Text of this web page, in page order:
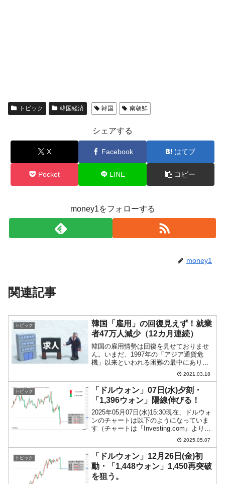
トピック 韓国経済 韓国 南朝鮮
シェアする
X Facebook はてブ
Pocket LINE コピー
money1をフォローする
money1
関連記事
トピック
韓国「雇用」の回復見えず！就業
者47万人減少（12カ月連続）
韓国の雇用情勢は回復を見せておりませ
ん。いまだ、1997年の「アジア通貨危
機」以来といわれる困難の最中にありま
す。2021年03月17日、韓国統計庁が
「2021年02月の雇用動向」を公表しまし
たが、以下のように非常に悪いデータで
す。失業率：...
2021.03.18
トピック
「ドルウォン」07日(水)夕刻・
「1,396ウォン」陽線伸びる！
2025年05月07日(水)15:30現在、ドルウォ
ンのチャートは以下のようになっていま
す（チャートは『Investing.com』より引
用）。陽線が伸びました。現在のところ
「1ドル＝1,396ウォン」近辺の攻防とな
っています。「1ドル＝1...
2025.05.07
トピック
「ドルウォン」12月26日(金)初
動・「1,448ウォン」1,450再突破
を狙う。